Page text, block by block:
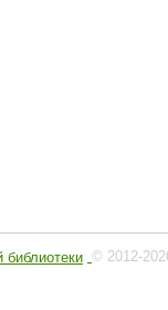
© 2012-